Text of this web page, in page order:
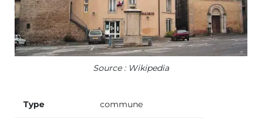
Source : Wikipedia
Type commune